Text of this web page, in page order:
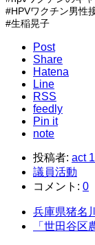
#HPVワクチン男性
#生稲晃子
Post
Share
Hatena
Line
RSS
feedly
Pin it
note
投稿者: act
議員活動
コメント: 0
兵庫県猪名
「世田谷区